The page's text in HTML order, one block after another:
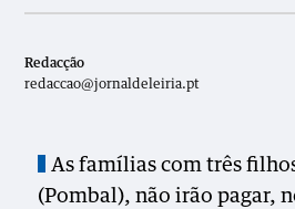
Redacção
redaccao@jornaldeleiria.pt
As famílias com três
(Pombal), não irão pagar,